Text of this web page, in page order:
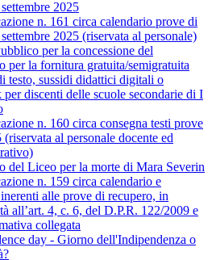
2025
n. 161 circa calendario prove di
2025 (riservata al personale)
per la concessione del
per la fornitura gratuita/semigratuita
testo, sussidi didattici digitali o
per discenti delle scuole secondarie di I
n. 160 circa consegna testi prove
(riservata al personale docente ed
del Liceo per la morte di Mara Severin
n. 159 circa calendario e
alle prove di recupero, in
all’art. 4, c. 6, del D.P.R. 122/2009 e
collegata
day - Giorno dell'Indipendenza o